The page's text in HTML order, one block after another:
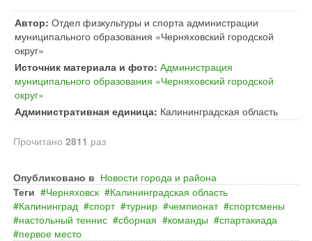
Автор: Отдел физкультуры и спорта администрации
муниципального образования «Черняховский городской
округ»
Источник материала и фото: Администрация
муниципального образования «Черняховский городской
округ»
Административная единица: Калининградская область
Прочитано 2811 раз
Опубликовано в Новости города и района
Теги
Черняховск
Калининградская область
Калининград
спорт турнир чемпионат
спортсмены
настольный теннис
сборная команды
спартакиада
первое место